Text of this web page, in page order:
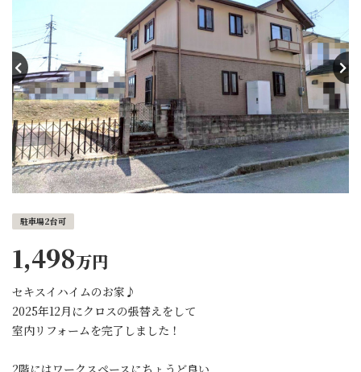
駐車場2台可
1,498万円
セキスイハイムのお家♪
2025年12月にクロスの張替えをして
室内リフォームを完了しました！
2階にはワークスペースにちょうど良い